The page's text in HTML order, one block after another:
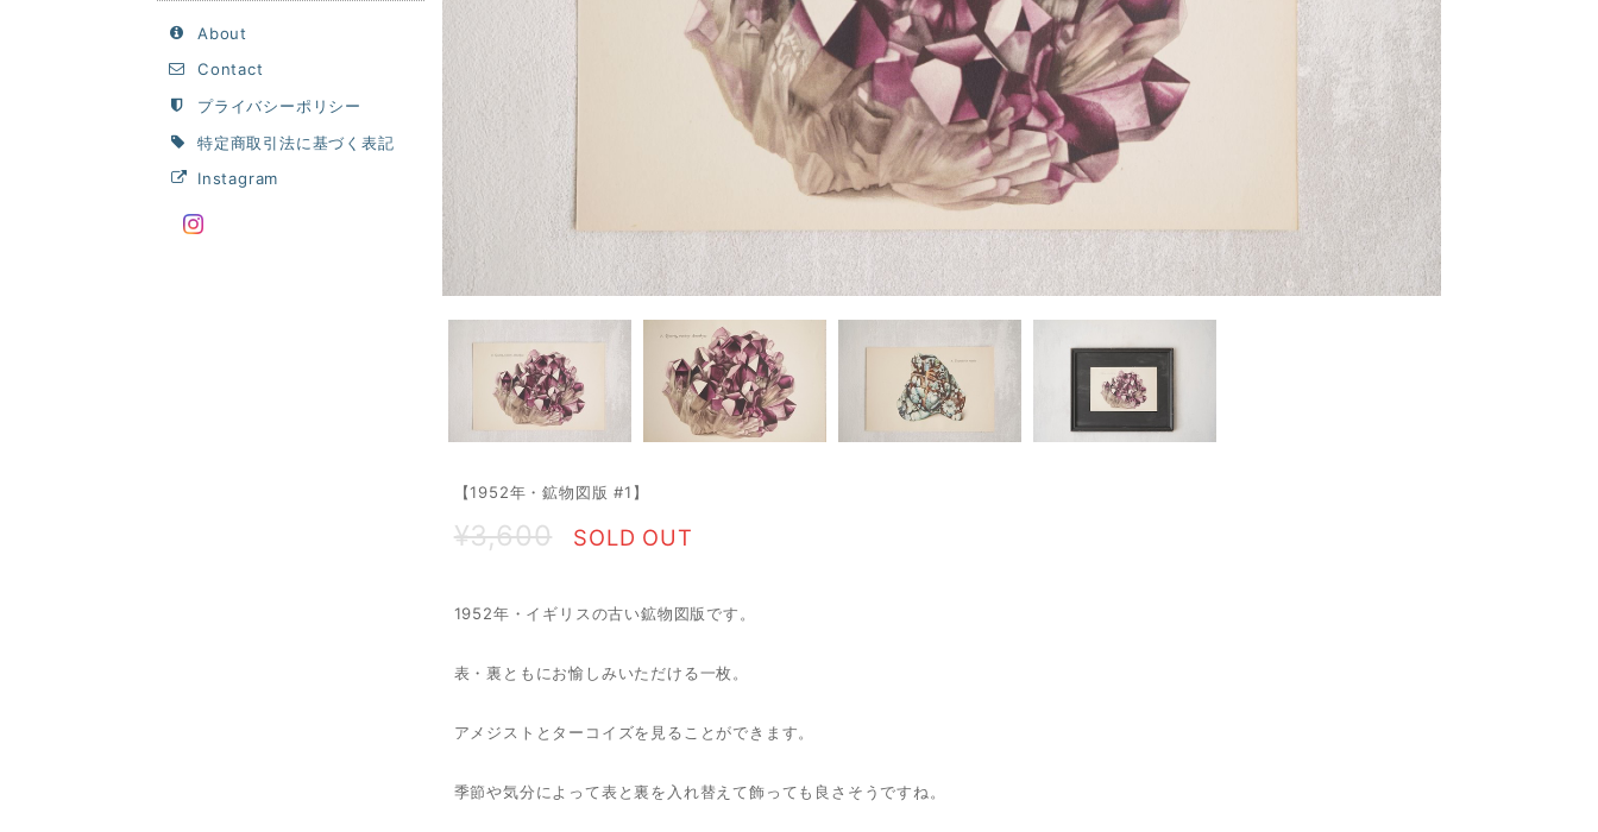
About
Contact
プライバシーポリシー
特定商取引法に基づく表記
Instagram
【1952年・鉱物図版 #1】
¥3,600 SOLD OUT
1952年・イギリスの古い鉱物図版です。
表・裏ともにお愉しみいただける一枚。
アメジストとターコイズを見ることができます。
季節や気分によって表と裏を入れ替えて飾っても良さそうですね。